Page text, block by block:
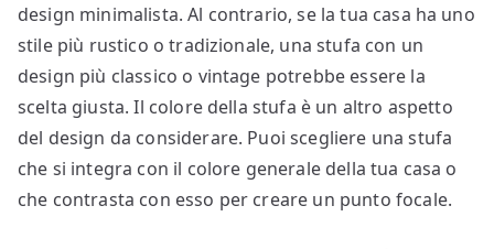
design minimalista. Al contrario, se la tua casa ha uno
stile più rustico o tradizionale, una stufa con un
design più classico o vintage potrebbe essere la
scelta giusta. Il colore della stufa è un altro aspetto
del design da considerare. Puoi scegliere una stufa
che si integra con il colore generale della tua casa o
che contrasta con esso per creare un punto focale.